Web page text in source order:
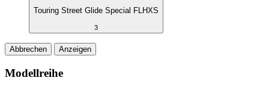
Touring Street Glide Special FLHXS
3
Abbrechen Anzeigen
Modellreihe